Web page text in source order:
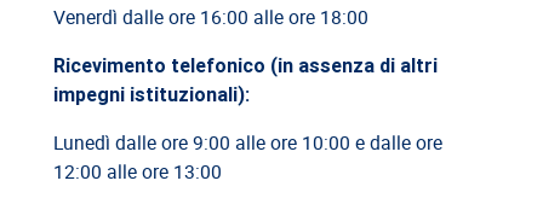
Cassazione: rischi relativi alla informazione-formazione
Venerdì dalle ore 16:00 alle ore 18:00
Ricevimento telefonico (in assenza di altri
impegni istituzionali):
Lunedì dalle ore 9:00 alle ore 10:00 e dalle ore
12:00 alle ore 13:00